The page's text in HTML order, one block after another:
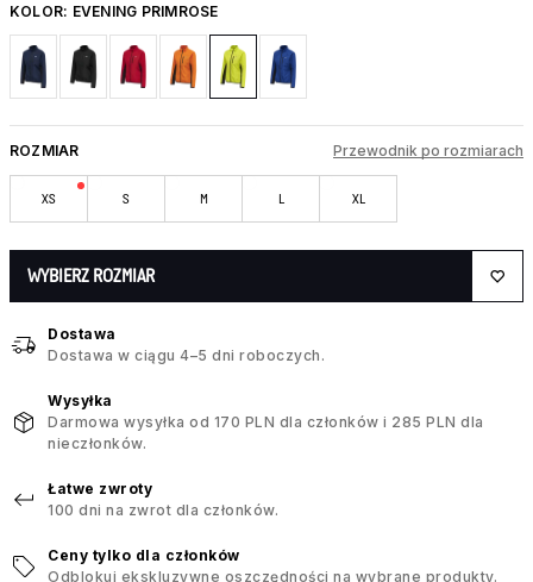
KOLOR: EVENING PRIMROSE
ROZMIAR Przewodnik po rozmiarach
XS S M L XL
WYBIERZ ROZMIAR
Dostawa
Dostawa w ciągu 4–5 dni roboczych.
Wysyłka
Darmowa wysyłka od 170 PLN dla członków i 285 PLN dla
nieczłonków.
Łatwe zwroty
100 dni na zwrot dla członków.
Ceny tylko dla członków
Odblokuj ekskluzywne oszczędności na wybrane produkty.